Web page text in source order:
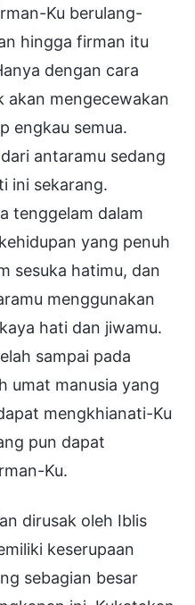
Ku berulang-
hingga firman itu
dengan cara
akan mengecewakan
engkau semua.
antaramu sedang
ini sekarang.
tenggelam dalam
yang penuh
sesuka hatimu, dan
menggunakan
hati dan jiwamu.
sampai pada
umat manusia yang
mengkhianati-Ku
pun dapat
Ku.
dirusak oleh Iblis
keserupaan
sebagian besar